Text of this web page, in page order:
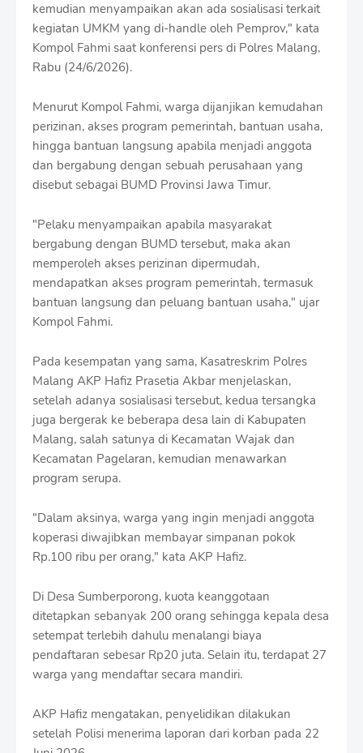
kemudian menyampaikan akan ada sosialisasi terkait
kegiatan UMKM yang di-handle oleh Pemprov," kata
Kompol Fahmi saat konferensi pers di Polres Malang,
Rabu (24/6/2026).
Menurut Kompol Fahmi, warga dijanjikan kemudahan
perizinan, akses program pemerintah, bantuan usaha,
hingga bantuan langsung apabila menjadi anggota
dan bergabung dengan sebuah perusahaan yang
disebut sebagai BUMD Provinsi Jawa Timur.
"Pelaku menyampaikan apabila masyarakat
bergabung dengan BUMD tersebut, maka akan
memperoleh akses perizinan dipermudah,
mendapatkan akses program pemerintah, termasuk
bantuan langsung dan peluang bantuan usaha," ujar
Kompol Fahmi.
Pada kesempatan yang sama, Kasatreskrim Polres
Malang AKP Hafiz Prasetia Akbar menjelaskan,
setelah adanya sosialisasi tersebut, kedua tersangka
juga bergerak ke beberapa desa lain di Kabupaten
Malang, salah satunya di Kecamatan Wajak dan
Kecamatan Pagelaran, kemudian menawarkan
program serupa.
"Dalam aksinya, warga yang ingin menjadi anggota
koperasi diwajibkan membayar simpanan pokok
Rp.100 ribu per orang," kata AKP Hafiz.
Di Desa Sumberporong, kuota keanggotaan
ditetapkan sebanyak 200 orang sehingga kepala desa
setempat terlebih dahulu menalangi biaya
pendaftaran sebesar Rp20 juta. Selain itu, terdapat 27
warga yang mendaftar secara mandiri.
AKP Hafiz mengatakan, penyelidikan dilakukan
setelah Polisi menerima laporan dari korban pada 22